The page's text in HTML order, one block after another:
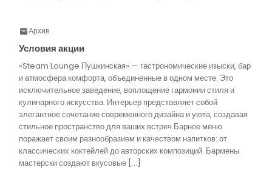
Архив
Условия акции
«Steam Lounge Пушкинская» — гастрономические изыски, бар
и атмосфера комфорта, объединенные в одном месте. Это
исключительное заведение, воплощение гармонии стиля и
кулинарного искусства. Интерьер представляет собой
элегантное сочетание современного дизайна и уюта, создавая
стильное пространство для ваших встреч.Барное меню
поражает своим разнообразием и качеством напитков: от
классических коктейлей до авторских композиций. Бармены
мастерски создают вкусовые […]